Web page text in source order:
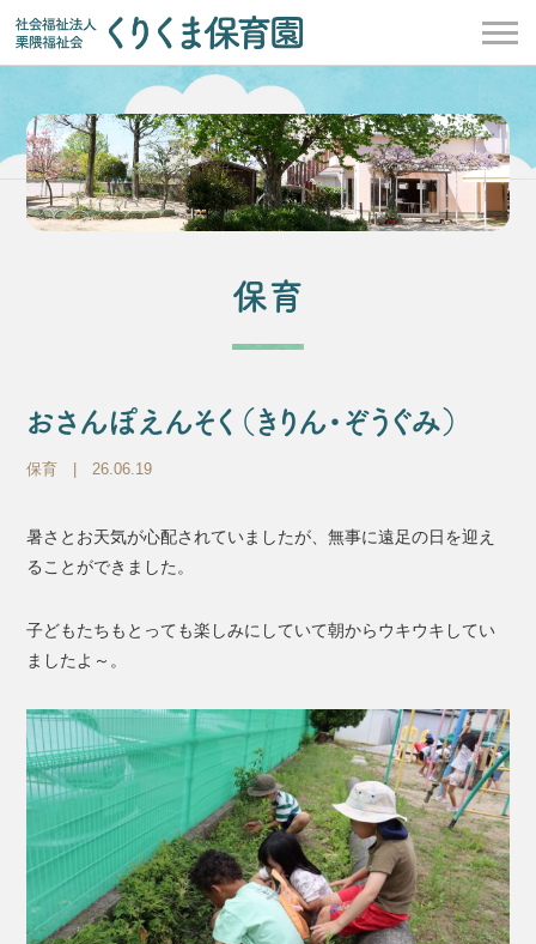
保育
おさんぽえんそく（きりん・ぞうぐみ）
保育 | 26.06.19
暑さとお天気が心配されていましたが、無事に遠足の日を迎え
ることができました。
子どもたちもとっても楽しみにしていて朝からウキウキしてい
ましたよ～。